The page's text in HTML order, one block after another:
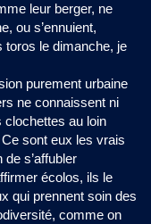
leur berger, ne
ou s’ennuient,
toros le dimanche, je
purement urbaine
ne connaissent ni
clochettes au loin
sont eux les vrais
de s’affubler
écolos, ils le
qui prennent soin des
comme on